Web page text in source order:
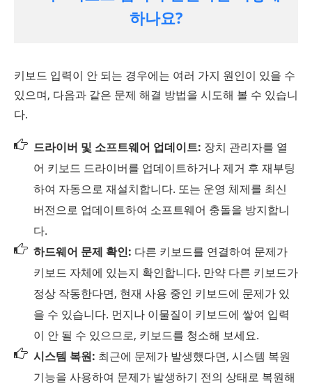
하나요?
키보드 입력이 안 되는 경우에는 여러 가지 원인이 있을 수
있으며, 다음과 같은 문제 해결 방법을 시도해 볼 수 있습니
다.
드라이버 및 소프트웨어 업데이트: 장치 관리자를 열
어 키보드 드라이버를 업데이트하거나 제거 후 재부팅
하여 자동으로 재설치합니다. 또는 운영 체제를 최신
버전으로 업데이트하여 소프트웨어 충돌을 방지합니
다.
하드웨어 문제 확인: 다른 키보드를 연결하여 문제가
키보드 자체에 있는지 확인합니다. 만약 다른 키보드가
정상 작동한다면, 현재 사용 중인 키보드에 문제가 있
을 수 있습니다. 먼지나 이물질이 키보드에 쌓여 입력
이 안 될 수 있으므로, 키보드를 청소해 보세요.
시스템 복원: 최근에 문제가 발생했다면, 시스템 복원
기능을 사용하여 문제가 발생하기 전의 상태로 복원해